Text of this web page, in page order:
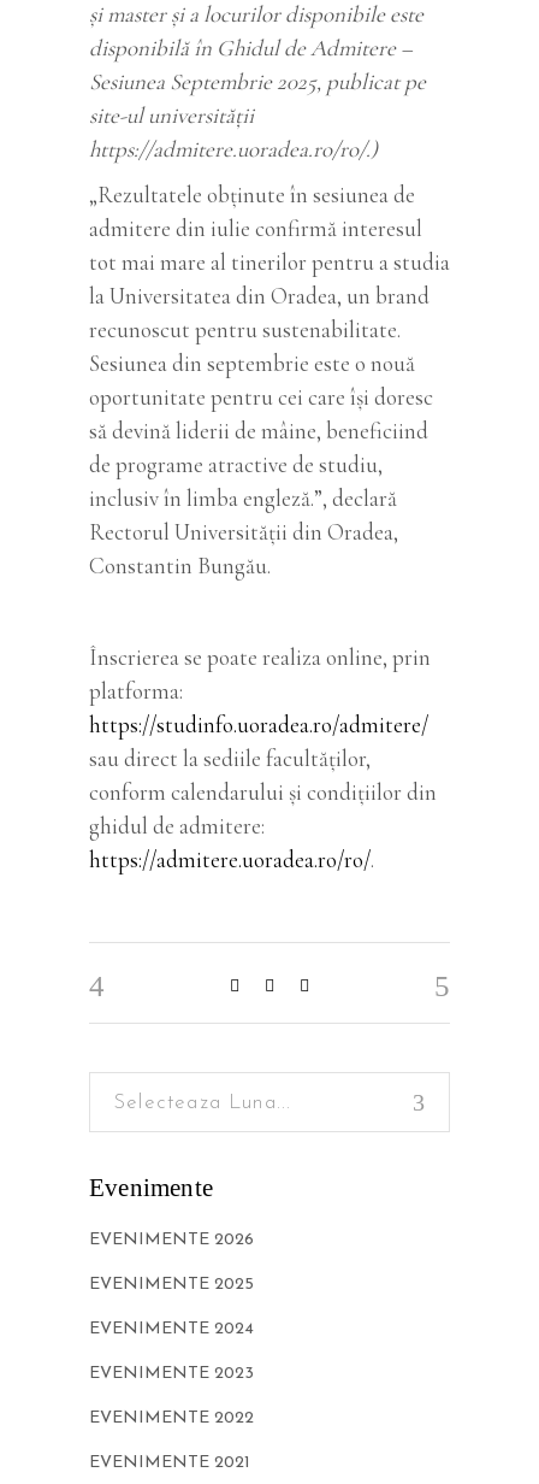
și master și a locurilor disponibile este
disponibilă în Ghidul de Admitere –
Sesiunea Septembrie 2025, publicat pe
site-ul universității
https://admitere.uoradea.ro/ro/.)
„Rezultatele obținute în sesiunea de
admitere din iulie confirmă interesul
tot mai mare al tinerilor pentru a studia
la Universitatea din Oradea, un brand
recunoscut pentru sustenabilitate.
Sesiunea din septembrie este o nouă
oportunitate pentru cei care își doresc
să devină liderii de mâine, beneficiind
de programe atractive de studiu,
inclusiv în limba engleză.”, declară
Rectorul Universității din Oradea,
Constantin Bungău.
Înscrierea se poate realiza online, prin
platforma:
https://studinfo.uoradea.ro/admitere/
sau direct la sediile facultăților,
conform calendarului și condițiilor din
ghidul de admitere:
https://admitere.uoradea.ro/ro/.
Selecteaza Luna...
Evenimente
EVENIMENTE 2026
EVENIMENTE 2025
EVENIMENTE 2024
EVENIMENTE 2023
EVENIMENTE 2022
EVENIMENTE 2021